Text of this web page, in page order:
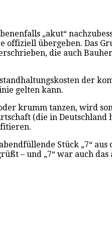
„akut“
offiziell übergeben. Das
die auch
der
gelten kann.
krumm tanzen, wird
(die in Deutschland
Stück „7“ aus
– und „7“ war auch